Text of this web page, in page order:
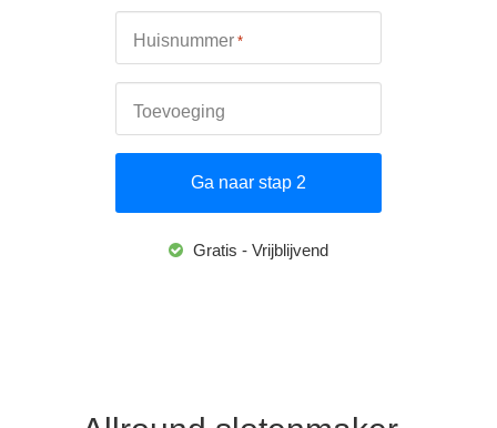
Huisnummer *
Toevoeging
Gratis - Vrijblijvend